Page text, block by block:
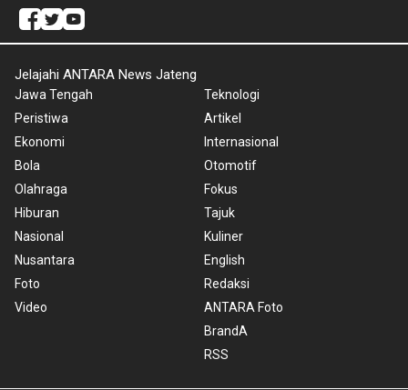
Jelajahi ANTARA News Jateng
Jawa Tengah
Peristiwa
Ekonomi
Bola
Olahraga
Hiburan
Nasional
Nusantara
Foto
Video
Teknologi
Artikel
Internasional
Otomotif
Fokus
Tajuk
Kuliner
English
Redaksi
ANTARA Foto
BrandA
RSS